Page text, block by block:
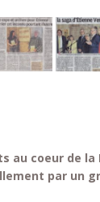
au coeur de la
par un